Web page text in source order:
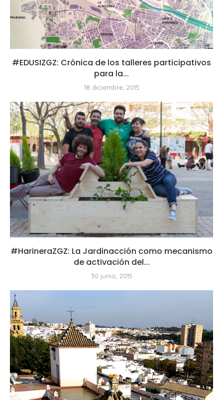
#EDUSIZGZ: Crónica de los talleres participativos
para la...
18 diciembre, 2015
#HarineraZGZ: La Jardinacción como mecanismo
de activación del...
30 junio, 2015